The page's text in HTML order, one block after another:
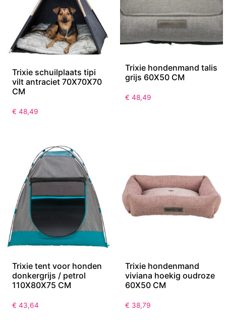
Trixie schuilplaats tipi
vilt antraciet 70X70X70
CM
€ 48,49
Trixie hondenmand talis
grijs 60X50 CM
€ 48,49
Trixie tent voor honden
donkergrijs / petrol
110X80X75 CM
€ 43,64
Trixie hondenmand
viviana hoekig oudroze
60X50 CM
€ 38,79